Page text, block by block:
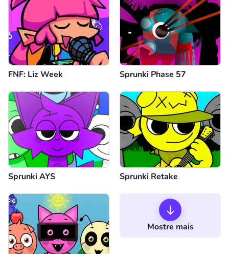
FNF: Liz Week Sprunki Phase 57
Sprunki AYS Sprunki Retake
Mostre mais